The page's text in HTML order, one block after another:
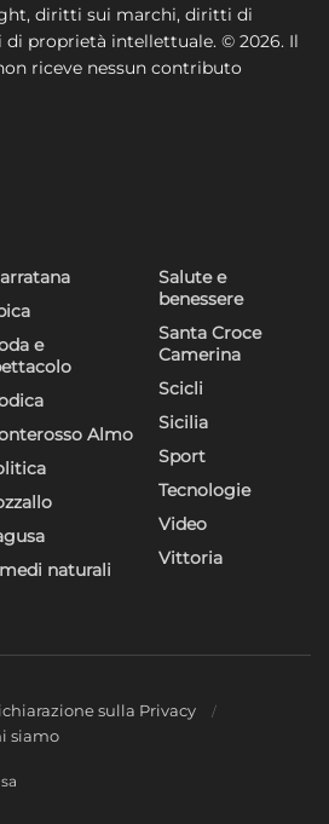
diritti sui marchi, diritti di
proprietà intellettuale. © 2026. Il
riceve nessun contributo
e
Almo
naturali
Salute e
benessere
Santa Croce
Camerina
Scicli
Sicilia
Sport
Tecnologie
Video
Vittoria
sulla Privacy
siamo